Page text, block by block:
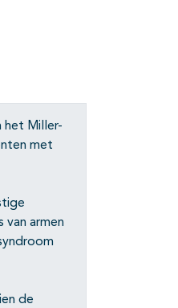
het Miller-
met
armen
de